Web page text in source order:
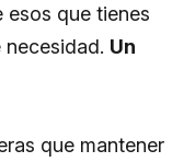
esos que tienes
Un
que mantener